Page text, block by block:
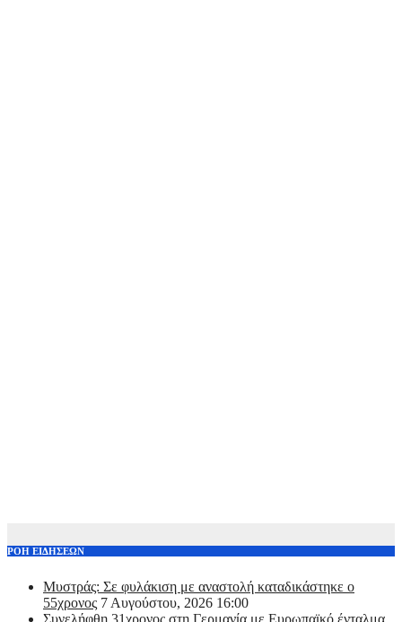
ΡΟΗ ΕΙΔΗΣΕΩΝ
Μυστράς: Σε φυλάκιση με αναστολή καταδικάστηκε ο
55χρονος 7 Αυγούστου, 2026 16:00
Συνελήφθη 31χρονος στη Γερμανία με Ευρωπαϊκό ένταλμα